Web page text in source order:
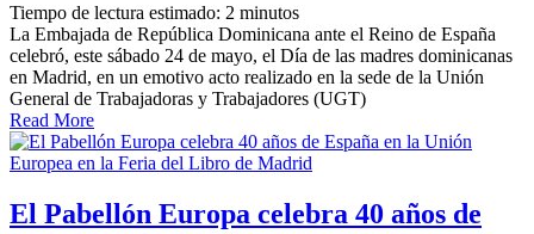
Tiempo de lectura estimado: 2 minutos
La Embajada de República Dominicana ante el Reino de España
celebró, este sábado 24 de mayo, el Día de las madres dominicanas
en Madrid, en un emotivo acto realizado en la sede de la Unión
General de Trabajadoras y Trabajadores (UGT)
Read More
El Pabellón Europa celebra 40 años de